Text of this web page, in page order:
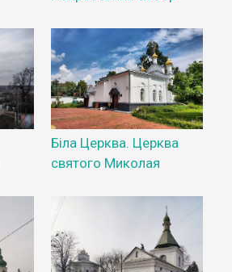
Біла Церква. Церква
святого Миколая